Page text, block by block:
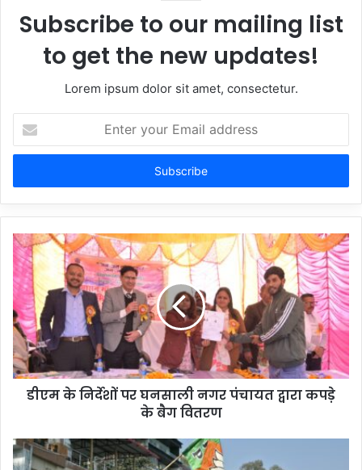
Subscribe to our mailing list
to get the new updates!
Lorem ipsum dolor sit amet, consectetur.
your
Email
डीएम के निर्देशों पर घनसाली नगर पंचायत द्वारा कपड़े
के बैग वितरण